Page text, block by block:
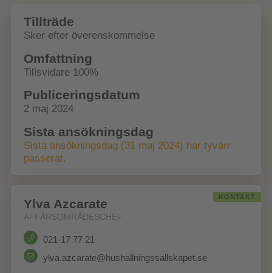
Tillträde
Sker efter överenskommelse
Omfattning
Tillsvidare 100%
Publiceringsdatum
2 maj 2024
Sista ansökningsdag
Sista ansökningsdag (31 maj 2024) har tyvärr
passerat.
KONTAKT
Ylva Azcarate
AFFÄRSOMRÅDESCHEF
021-17 77 21
ylva.azcarate@hushallningssallskapet.se